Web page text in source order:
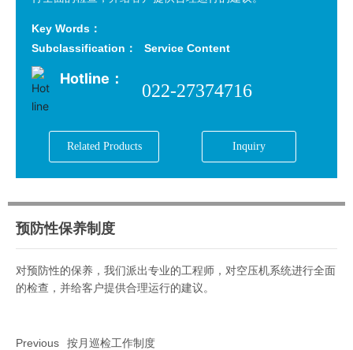
Key Words：
Subclassification：
Service Content
Hotline：
022-27374716
Related Products Inquiry
预防性保养制度
对预防性的保养，我们派出专业的工程师，对空压机系统进行全面
的检查，并给客户提供合理运行的建议。
Previous 按月巡检工作制度